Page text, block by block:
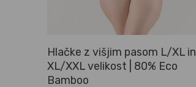
Hlačke z višjim pasom L/XL in
XL/XXL velikost | 80% Eco
Bamboo